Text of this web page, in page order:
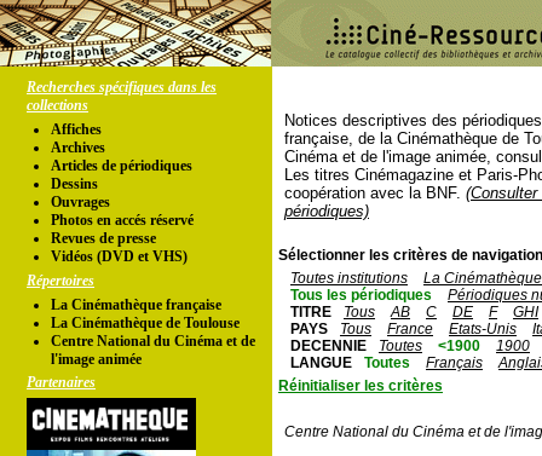
Recherches spécifiques dans les
collections
Affiches
Archives
Articles de périodiques
Dessins
Ouvrages
Photos en accés réservé
Revues de presse
Vidéos (DVD et VHS)
Répertoires
La Cinémathèque française
La Cinémathèque de Toulouse
Centre National du Cinéma et de
l'image animée
Partenaires
Notices descriptives des
française, de la Cinémathèque de
Cinéma et de l'image animée,
Les titres Cinémagazine et Paris-
coopération avec la BNF.
périodiques)
Sélectionner les critères de
Toutes institutions
La
Tous les périodiques
Périodiques
TITRE
Tous AB C DE F
GHI
PAYS
Tous France Etats-Unis
DECENNIE
Toutes <1900
1900
LANGUE
Toutes Français
Réinitialiser les critères
Centre National du Cinéma et de